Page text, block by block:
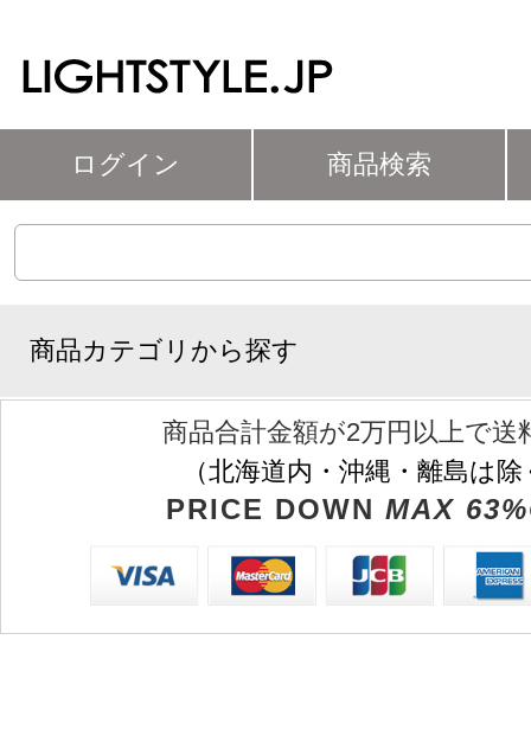
ログイン 商品検索
商品カテゴリから探す
商品合計金額が2万円以上で送
（北海道内・沖縄・離島は
PRICE DOWN MAX